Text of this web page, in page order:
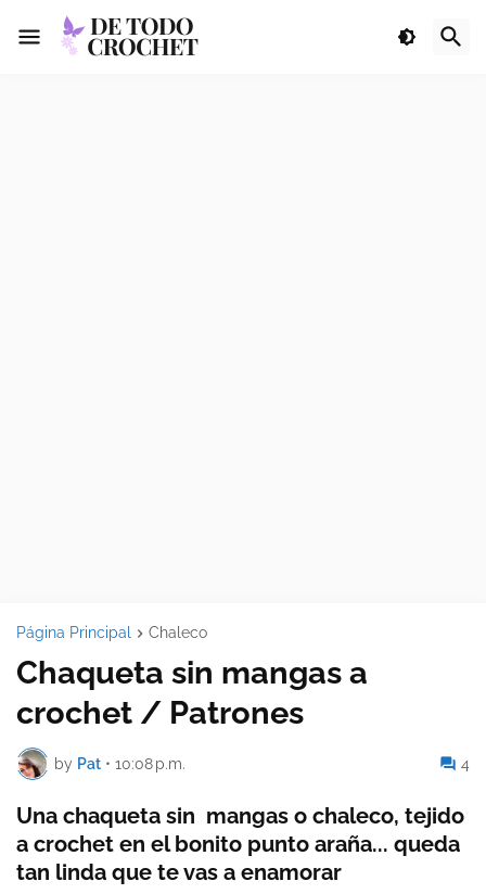
Página Principal Chaleco
Chaqueta sin mangas a
crochet / Patrones
by Pat • 10:08 p.m. 4
Una chaqueta sin mangas o chaleco, tejido
a crochet en el bonito punto araña... queda
tan linda que te vas a enamorar